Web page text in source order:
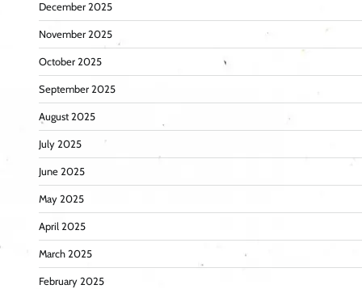
December 2025
November 2025
October 2025
September 2025
August 2025
July 2025
June 2025
May 2025
April 2025
March 2025
February 2025